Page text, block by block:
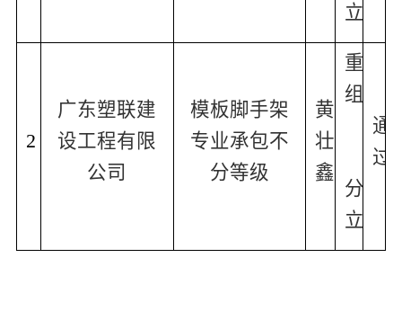
立
2
广东塑联建
设工程有限
公司
模板脚手架
专业承包不
分等级
黄
壮
鑫
重
组
分
立
通
过